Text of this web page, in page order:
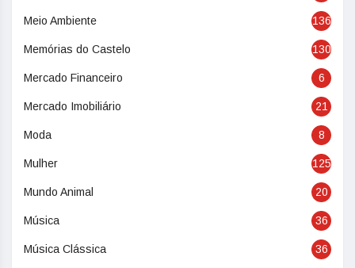
Meio Ambiente 136
Memórias do Castelo 130
Mercado Financeiro 6
Mercado Imobiliário 21
Moda 8
Mulher 125
Mundo Animal 20
Música 36
Música Clássica 36